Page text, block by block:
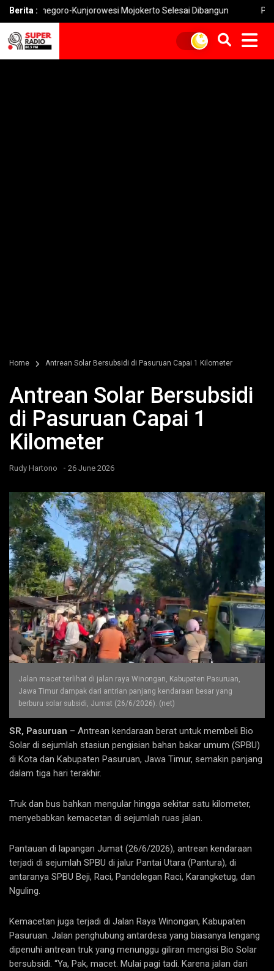
Berita :
Kunjorowesi Mojokerto Selesai Dibangun Pemkot
Home Antrean Solar Bersubsidi di Pasuruan Capai 1 Kilometer
Antrean Solar Bersubsidi
di Pasuruan Capai 1
Kilometer
Rudy Hartono - 26 June 2026
Jalan macet terlihat di jalan raya Winongan, Kabupaten Pasuruan,
Jawa Timur dampak dari antrian panjang kendaraan besar yang
berburu solar subsidi, Jumat (26/6/2026). (net)
SR, Pasuruan – Antrean kendaraan berat untuk membeli Bio
Solar di sejumlah stasiun pengisian bahan bakar umum (SPBU)
di Kota dan Kabupaten Pasuruan, Jawa Timur, semakin panjang
dalam tiga hari terakhir.
Truk dan bus bahkan mengular hingga sekitar satu kilometer,
menyebabkan kemacetan di sejumlah ruas jalan.
Pantauan di lapangan Jumat (26/6/2026), antrean kendaraan
terjadi di sejumlah SPBU di jalur Pantai Utara (Pantura), di
antaranya SPBU Beji, Raci, Pandelegan Raci, Karangketug, dan
Nguling.
Kemacetan juga terjadi di Jalan Raya Winongan, Kabupaten
Pasuruan. Jalan penghubung antardesa yang biasanya lengang
dipenuhi antrean truk yang menunggu giliran mengisi Bio Solar
bersubsidi. “Ya, Pak, macet. Mulai pagi tadi. Karena jalan dari